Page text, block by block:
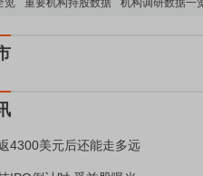
重要机构持股数据 机构调研数据一览
4300美元后还能走多远